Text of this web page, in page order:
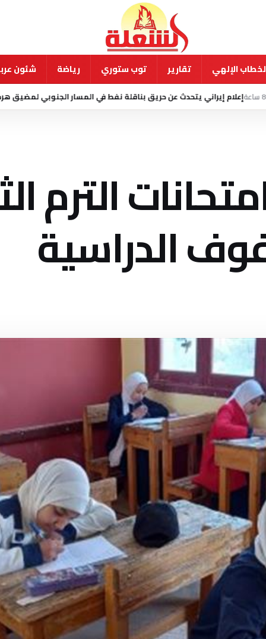
الإلهي تقارير توب ستوري رياضة شئون
عن حريق بناقلة نفط في المسار الجنوبي لمضيق هرمز منذ 13 ساعة إصابة 8 أطفال بعد اقتحام
الترم